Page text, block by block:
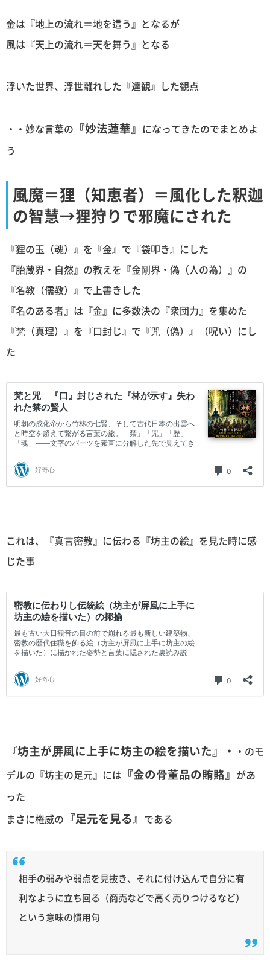
金は『地上の流れ＝地を這う』となるが
風は『天上の流れ＝天を舞う』となる
浮いた世界、浮世離れした『達観』した観点
・・妙な言葉の 『妙法蓮華』 になってきたのでまとめよ
う
風魔＝狸（知恵者）＝風化した釈迦
の智慧→狸狩りで邪魔にされた
『狸の玉（魂）』を『金』で『袋叩き』にした
『胎蔵界・自然』の教えを『金剛界・偽（人の為）』の
『名教（儒教）』で上書きした
『名のある者』は『金』に多数決の『衆団力』を集めた
『梵（真理）』を『口封じ』で『咒（偽）』（呪い）にし
た
これは、『真言密教』に伝わる『坊主の絵』を見た時に感
じた事
『坊主が屏風に上手に坊主の絵を描いた』・ ・のモ
デルの『坊主の足元』には 『金の骨董品の賄賂』 があ
った
まさに権威の 『足元を見る』 である
相手の弱みや弱点を見抜き、それに付け込んで自分に有
利なように立ち回る（商売などで高く売りつけるなど）
という意味の慣用句